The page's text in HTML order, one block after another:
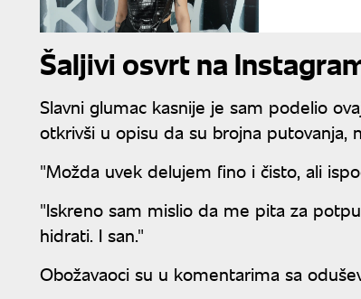
Šaljivi osvrt na
Slavni glumac kasnije je sam podelio
otkrivši u opisu da su brojna putovanja,
"Možda uvek delujem fino i čisto, ali
"Iskreno sam mislio da me pita za
hidrati. I san."
Obožavaoci su u komentarima sa